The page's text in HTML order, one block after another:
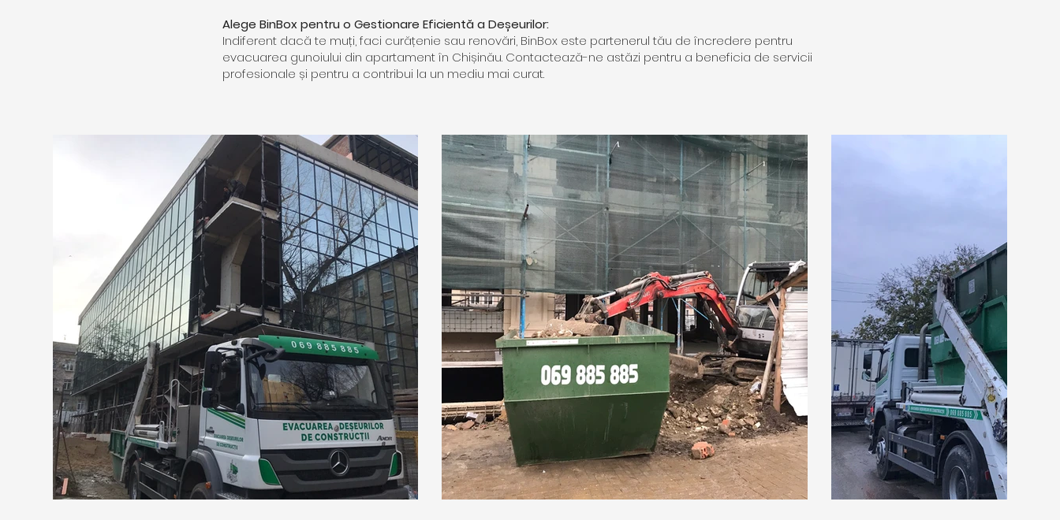
Alege BinBox pentru o Gestionare Eficientă a Deșeurilor:
Indiferent dacă te muți, faci curățenie sau renovări, BinBox este partenerul tău de încredere pentru
evacuarea gunoiului din apartament în Chișinău. Contactează-ne astăzi pentru a beneficia de servicii
profesionale și pentru a contribui la un mediu mai curat.